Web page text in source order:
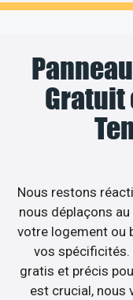
Gratuit
Nous restons
nous déplaçons
votre logement ou
vos
gratis et précis
est crucial, nous